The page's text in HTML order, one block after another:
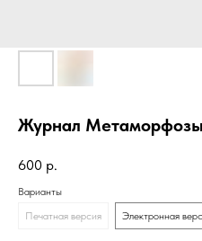
Журнал
600 р.
Варианты
Печатная версия
Электронная